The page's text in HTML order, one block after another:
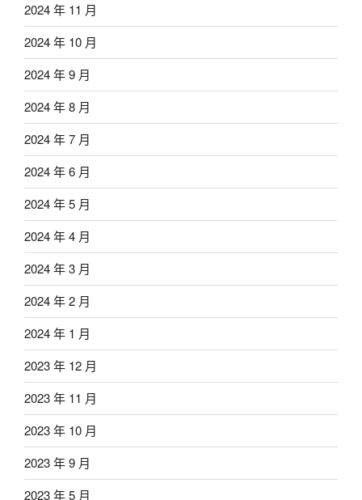
2024 年 11 月
2024 年 10 月
2024 年 9 月
2024 年 8 月
2024 年 7 月
2024 年 6 月
2024 年 5 月
2024 年 4 月
2024 年 3 月
2024 年 2 月
2024 年 1 月
2023 年 12 月
2023 年 11 月
2023 年 10 月
2023 年 9 月
2023 年 5 月